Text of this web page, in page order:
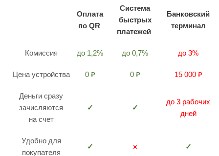
Оплата
по QR
Система
быстрых
платежей
Банковский
терминал
Комиссия до 1,2% до 0,7% до 3%
Цена устройства 0 ₽ 0 ₽ 15 000 ₽
Деньги сразу
зачисляются
на счет
✓ ✓
до 3 рабочих
дней
Удобно для
покупателя
✓ × ✓